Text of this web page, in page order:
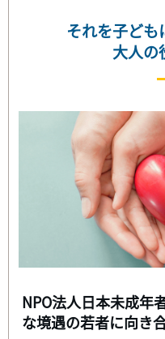
それを子ど
大人の
NPO法人日本未成年
な境遇の若者に向き